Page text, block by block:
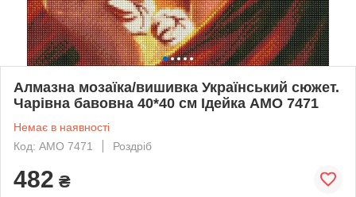
Алмазна мозаїка/вишивка Український сюжет.
Чарівна бавовна 40*40 см Ідейка AMO 7471
Немає в наявності
Код: AMO 7471
Роздріб
482 ₴